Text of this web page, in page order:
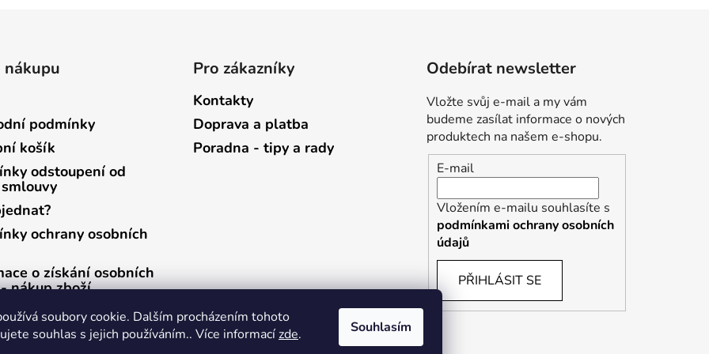
soubory cookie. Dalším procházením tohoto
souhlas s jejich používáním.. Více informacízde. Souhlasím
nákupu
podmínky
košík
odstoupení od
ochrany osobních
o získání osobních
nákup zboží
o získání osobních
zasílání newsletterů
Pro zákazníky
Kontakty
Doprava a platba
Poradna - tipy a rady
Odebírat newsletter
Vložte svůj e-mail a my vám
budeme zasílat informace o nových
produktech na našem e-shopu.
E-mail
Vložením e-mailu souhlasíte s
podmínkami ochrany osobních
údajů
PŘIHLÁSIT SE